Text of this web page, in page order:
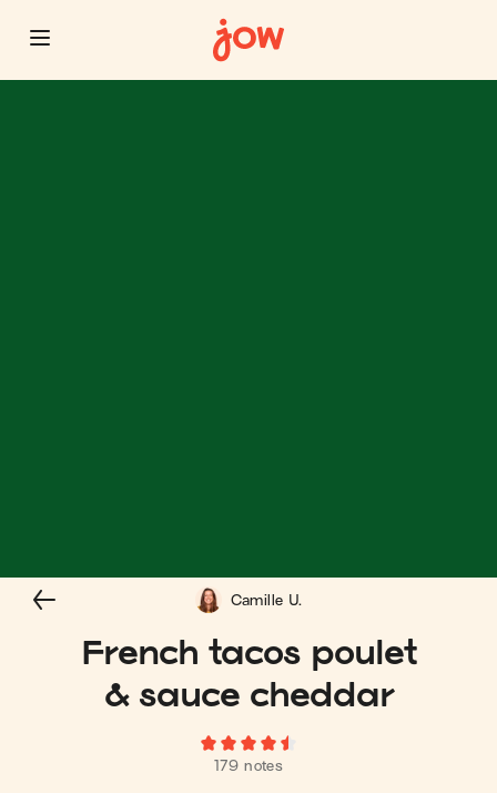
French tacos poulet
& sauce cheddar
179 notes
Camille U.